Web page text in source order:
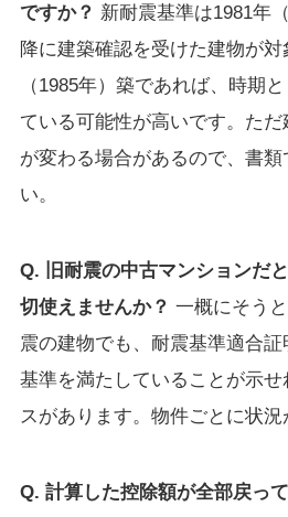
ですか？ 新耐震基準は1981年
降に建築確認を受けた建物が
（1985年）築であれば、時期
ている可能性が高いです。た
が変わる場合があるので、書
い。
Q. 旧耐震の中古マンションだ
切使えませんか？ 一概にそう
震の建物でも、耐震基準適合
基準を満たしていることが示
スがあります。物件ごとに状況
Q. 計算した控除額が全部戻っ